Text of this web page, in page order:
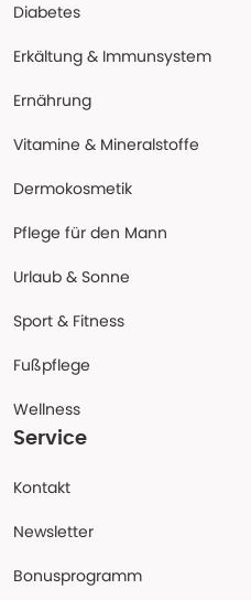
Diabetes
Erkältung & Immunsystem
Ernährung
Vitamine & Mineralstoffe
Dermokosmetik
Pflege für den Mann
Urlaub & Sonne
Sport & Fitness
Fußpflege
Wellness
Service
Kontakt
Newsletter
Bonusprogramm